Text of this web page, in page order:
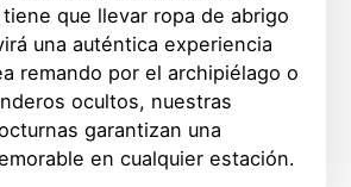
que llevar ropa de abrigo
una auténtica experiencia
remando por el archipiélago o
ocultos, nuestras
garantizan una
en cualquier estación.